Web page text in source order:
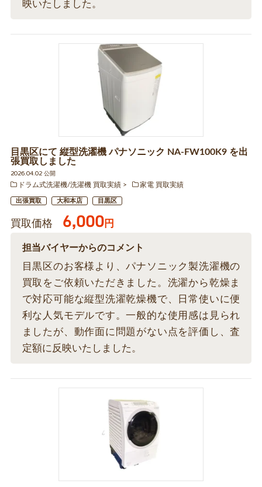
映いたしました。
目黒区にて 縦型洗濯機 パナソニック NA-FW100K9 を出
張買取しました
2026.04.02 公開
ドラム式洗濯機/洗濯機 買取実績
家電 買取実績
出張買取 大和本店 目黒区
買取価格 6,000円
担当バイヤーからのコメント
目黒区のお客様より、パナソニック製洗濯機の
買取をご依頼いただきました。洗濯から乾燥ま
で対応可能な縦型洗濯乾燥機で、日常使いに便
利な人気モデルです。一般的な使用感は見られ
ましたが、動作面に問題がない点を評価し、査
定額に反映いたしました。